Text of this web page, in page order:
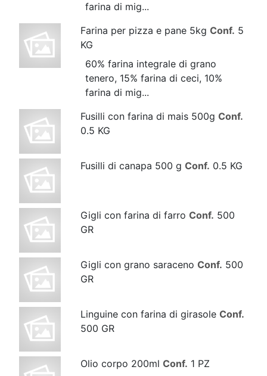
farina di mig...
Farina per pizza e pane 5kg Conf. 5
KG
60% farina integrale di grano
tenero, 15% farina di ceci, 10%
farina di mig...
Fusilli con farina di mais 500g Conf.
0.5 KG
Fusilli di canapa 500 g Conf. 0.5 KG
Gigli con farina di farro Conf. 500
GR
Gigli con grano saraceno Conf. 500
GR
Linguine con farina di girasole Conf.
500 GR
Olio corpo 200ml Conf. 1 PZ